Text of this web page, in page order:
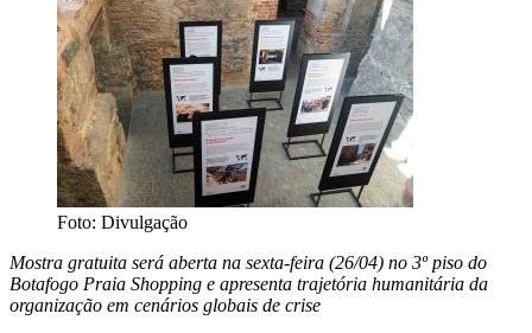
Foto: Divulgação
Mostra gratuita será aberta na sexta-feira (26/04) no 3º piso do
Botafogo Praia Shopping e apresenta trajetória humanitária da
organização em cenários globais de crise